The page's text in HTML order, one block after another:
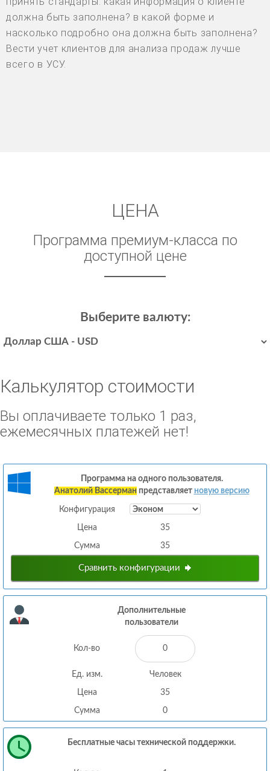
должна быть заполнена? в какой форме и
насколько подробно она должна быть заполнена?
Вести учет клиентов для анализа продаж лучше
всего в УСУ.
ЦЕНА
Программа премиум-класса по
доступной цене
Выберите валюту:
Калькулятор стоимости
Вы оплачиваете только 1 раз,
ежемесячных платежей нет!
Программа на одного пользователя.
Анатолий Вассерман представляет новую версию
Конфигурация
Цена 35
Сумма 35
Сравнить конфигурации
Дополнительные
пользователи
Кол-во
Ед. изм. Человек
Цена 35
Сумма 0
Бесплатные часы технической поддержки.